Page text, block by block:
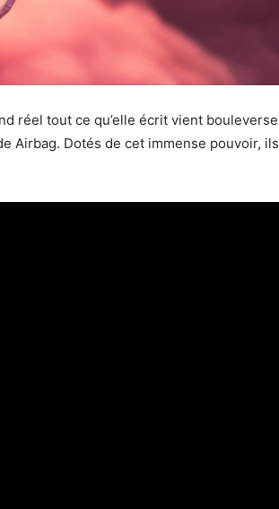
réel tout ce qu’elle écrit vient
Airbag. Dotés de cet immense pouvoir,